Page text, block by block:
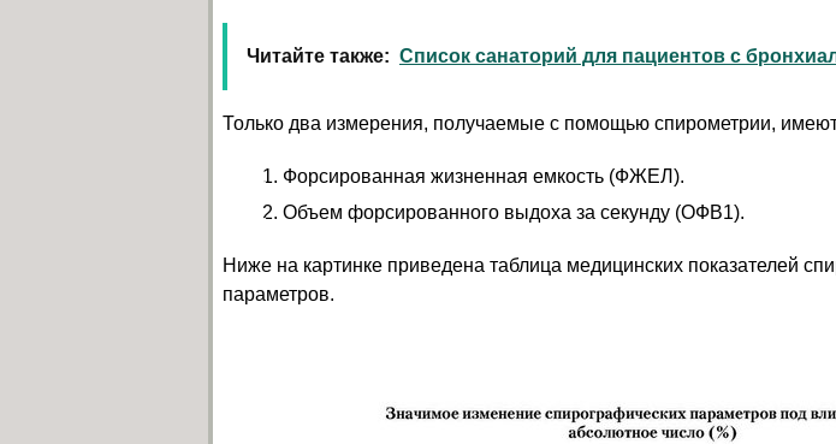
Читайте также: Список санаторий для пациентов с
Только два измерения, получаемые с помощью спирометрии, имеют
Форсированная жизненная емкость (ФЖЕЛ).
Объем форсированного выдоха за секунду (ОФВ1).
Ниже на картинке приведена таблица медицинских показателей
параметров.